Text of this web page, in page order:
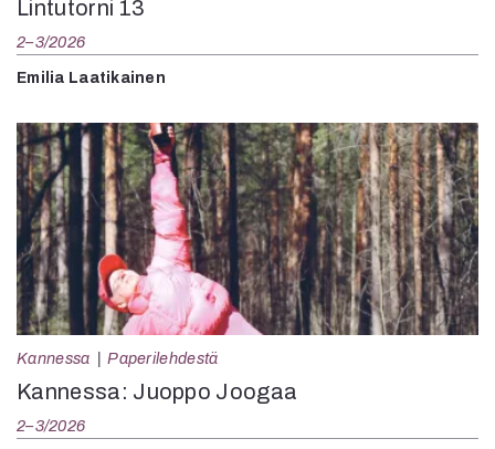
Lintutorni 13
2–3/2026
Emilia Laatikainen
Kannessa Paperilehdestä
Kannessa: Juoppo Joogaa
2–3/2026